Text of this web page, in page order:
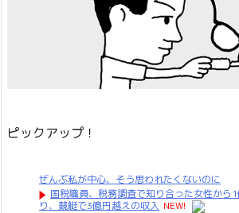
ピックアップ！
ぜんぶ私が中心、そう思われたくないのに
国税職員、税務調査で知り合った女性から
り、競艇で3億円越えの収入 NEW!